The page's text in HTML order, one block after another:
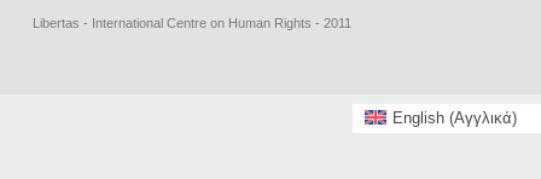
Libertas - International Centre on Human Rights - 2011
English(Αγγλικά)